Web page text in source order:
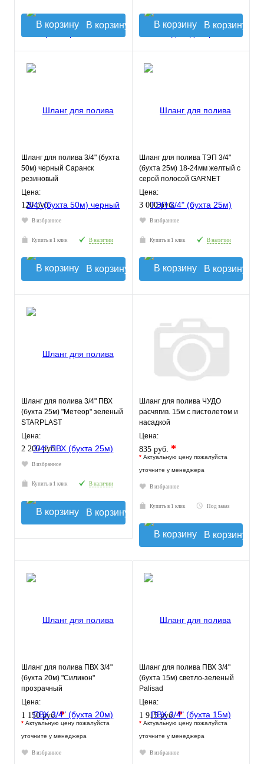
В корзину В корзину
Шланг для полива 3/4" (бухта
50м) черный Саранск
резиновый
Цена:
120 руб.
В избранное
Купить в 1 клик В наличии
В корзину
Шланг для полива ТЭП 3/4"
(бухта 25м) 18-24мм желтый с
серой полосой GARNET
COLOR
Цена:
3 000 руб.
В избранное
Купить в 1 клик В наличии
В корзину
Шланг для полива 3/4" ПВХ
(бухта 25м) "Метеор" зеленый
STARPLAST
Цена:
2 200 руб.
В избранное
Купить в 1 клик В наличии
В корзину
Шланг для полива ЧУДО
расчягив. 15м с пистолетом и
насадкой
Цена:
835 руб. *
* Актуальную цену пожалуйста
уточните у менеджера
В избранное
Купить в 1 клик Под заказ
В корзину
Шланг для полива ПВХ 3/4"
(бухта 20м) "Силикон"
прозрачный
ПромХимТехнология
Цена:
1 150 руб.*
* Актуальную цену пожалуйста
уточните у менеджера
В избранное
Шланг для полива ПВХ 3/4"
(бухта 15м) светло-зеленый
Palisad
Цена:
1 915 руб.*
* Актуальную цену пожалуйста
уточните у менеджера
В избранное